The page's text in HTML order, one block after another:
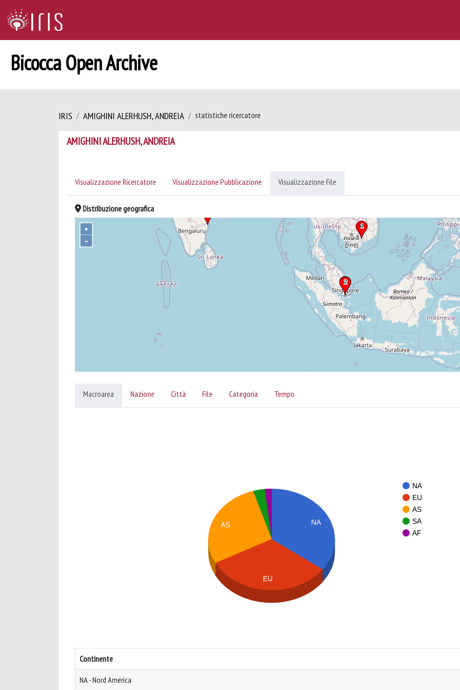
Bicocca Open Archive
IRIS AMIGHINI ALERHUSH, ANDREIA statistiche ricercatore
AMIGHINI ALERHUSH, ANDREIA
Visualizzazione Ricercatore Visualizzazione Pubblicazione Visualizzazione File
Distribuzione geografica
+
–
Macroarea Nazione Città File Categoria Tempo
NA
EU
AS
SA
AF
NA
AS
EU
Continente
NA - Nord America